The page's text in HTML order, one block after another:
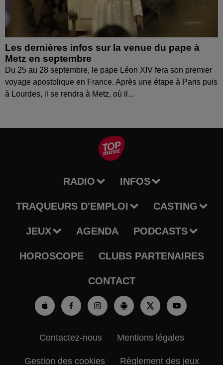
Les dernières infos sur la venue du pape à
Metz en septembre
Du 25 au 28 septembre, le pape Léon XIV fera son premier
voyage apostolique en France. Après une étape à Paris puis
à Lourdes, il se rendra à Metz, où il...
RADIO INFOS
TRAQUEURS D'EMPLOI CASTING
JEUX AGENDA PODCASTS
HOROSCOPE CLUBS PARTENAIRES
CONTACT
Contactez-nous Mentions légales
Gestion des cookies Règlement des jeux